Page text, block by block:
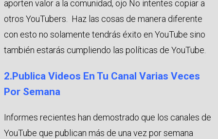
aporten valor a la comunidad, ojo No intentes copiar a
otros YouTubers. Haz las cosas de manera diferente
con esto no solamente tendrás éxito en YouTube sino
también estarás cumpliendo las políticas de YouTube.
2.Publica Videos En Tu Canal Varias Veces
Por Semana
Informes recientes han demostrado que los canales de
YouTube que publican más de una vez por semana